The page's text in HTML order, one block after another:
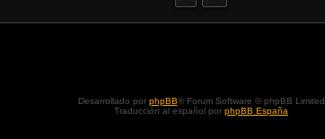
Desarrollado por phpBB® Forum Software © phpBB Limited
Traducción al español por phpBB España